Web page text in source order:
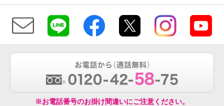
※お電話番号のお掛け間違いにご注意ください。